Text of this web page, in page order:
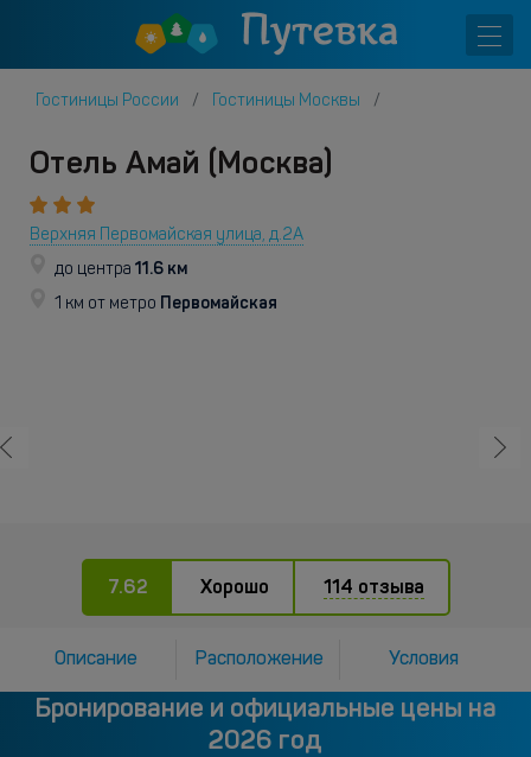
Гостиницы России Гостиницы Москвы
Отель Амай (Москва)
Верхняя Первомайская улица, д.2А
до центра 11.6 км
1 км от метро Первомайская
7.62 Хорошо 114 отзыва
Описание Расположение Условия
Бронирование и официальные цены на
2026 год